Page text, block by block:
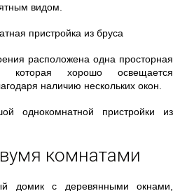
видом.
расположена одна просторная
которая хорошо освещается
наличию нескольких окон.
комнатами
домик с деревянными окнами,